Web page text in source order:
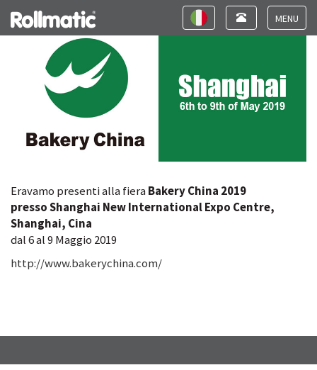
Toggle
Toggle
navigation
Toggle
navigation
Bakery China Expo 2019
Eravamo presenti alla fieraBakery China 2019
presso Shanghai New International Expo Centre,
Shanghai, Cina
dal 6 al 9 Maggio 2019
http://www.bakerychina.com/